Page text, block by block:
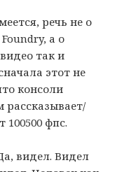
речь не о
а о
так и
этот не
консоли
рассказывает/
100500 фпс.
видел. Видел